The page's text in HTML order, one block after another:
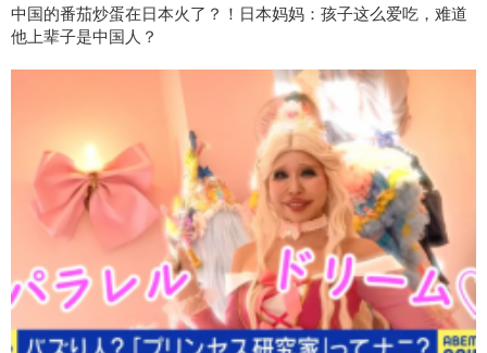
中国的番茄炒蛋在日本火了？！日本妈妈：孩子这么爱吃，难道
他上辈子是中国人？